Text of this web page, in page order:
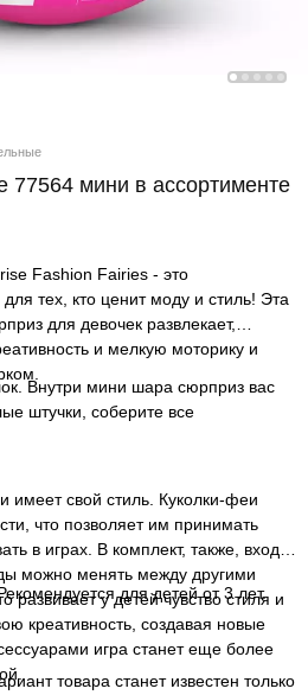
77564 мини в ассортименте
Fashion Fairies - это
тех, кто ценит моду и стиль! Эта
для девочек развлекает,
и мелкую моторику и
Внутри мини шара сюрприз вас
штучки, соберите все
имеет свой стиль. Куколки-феи
что позволяет им принимать
в играх. В комплект, также, входит
можно менять между другими
развивает у детей чувство стиля и
креативность, создавая новые
игра станет еще более
для детей от 3 лет.
товара станет известен только